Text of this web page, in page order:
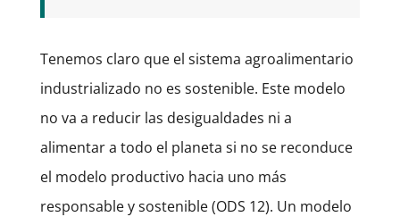
Tenemos claro que el sistema agroalimentario
industrializado no es sostenible. Este modelo
no va a reducir las desigualdades ni a
alimentar a todo el planeta si no se reconduce
el modelo productivo hacia uno más
responsable y sostenible (ODS 12). Un modelo